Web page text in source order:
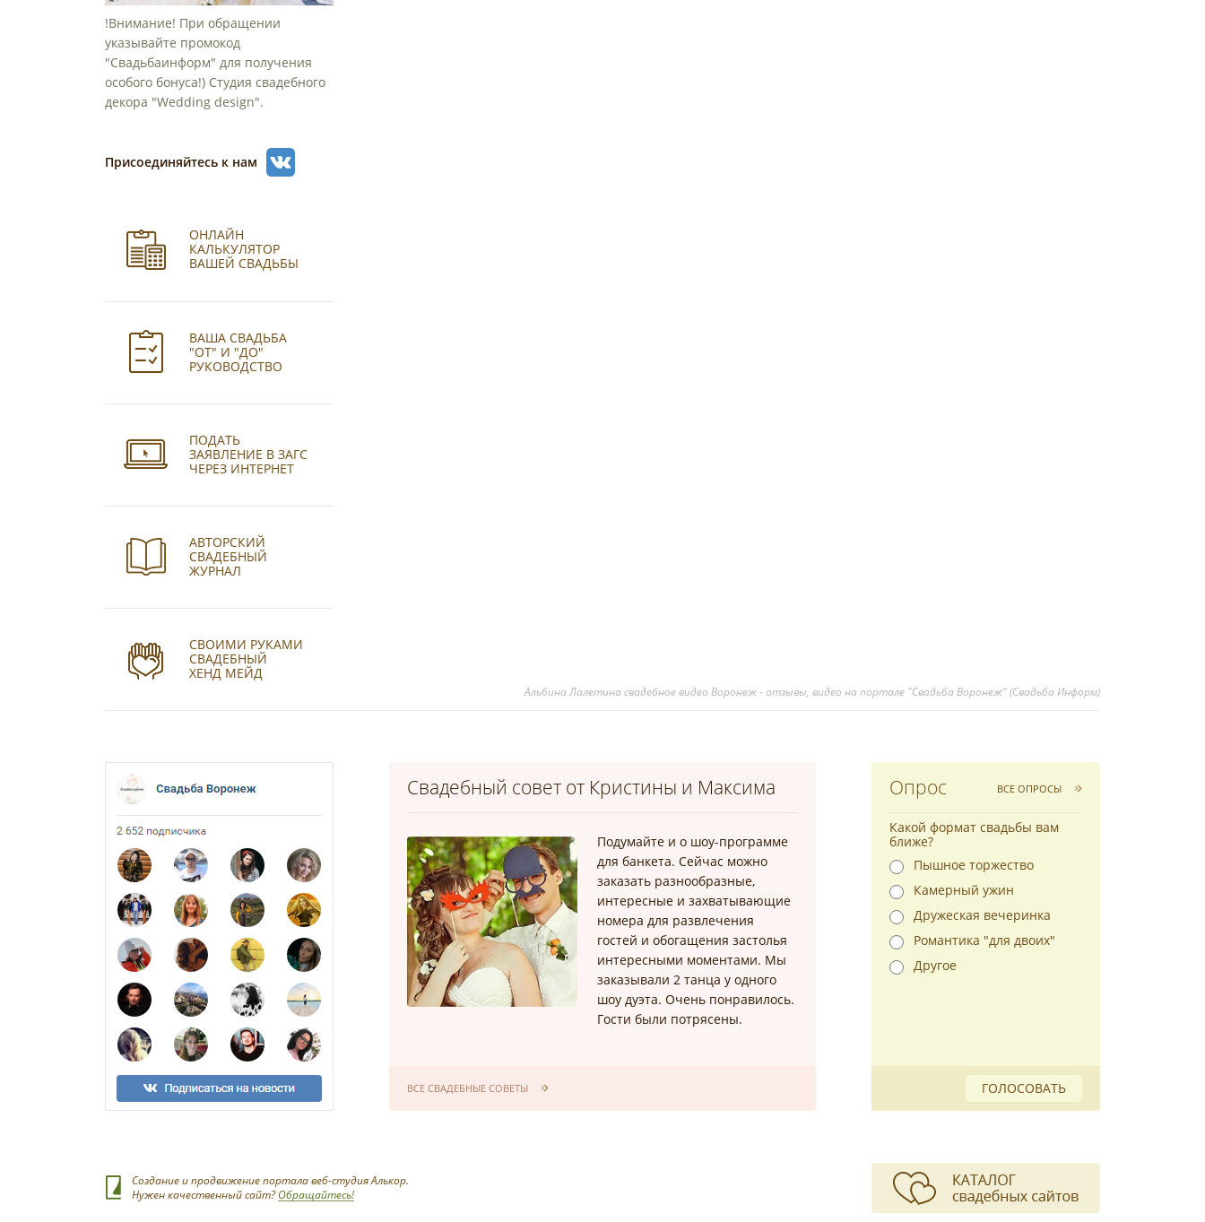
Альбина Лалетина свадебное видео Воронеж - отзывы, видео на портале "Свадьба Воронеж" (Свадьба Информ)
!Внимание! При обращении
указывайте промокод
"Свадьбаинформ" для получения
особого бонуса!) Студия свадебного
декора "Wedding design".
Присоединяйтесь к нам
ОНЛАЙН
КАЛЬКУЛЯТОР
ВАШЕЙ СВАДЬБЫ
ВАША СВАДЬБА
"ОТ" И "ДО"
РУКОВОДСТВО
ПОДАТЬ
ЗАЯВЛЕНИЕ В ЗАГС
ЧЕРЕЗ ИНТЕРНЕТ
АВТОРСКИЙ
СВАДЕБНЫЙ
ЖУРНАЛ
СВОИМИ РУКАМИ
СВАДЕБНЫЙ
ХЕНД МЕЙД
Свадебный совет от Кристины и Максима
Подумайте и о шоу-программе
для банкета. Сейчас можно
заказать разнообразные,
интересные и захватывающие
номера для развлечения
гостей и обогащения застолья
интересными моментами. Мы
заказывали 2 танца у одного
шоу дуэта. Очень понравилось.
Гости были потрясены.
ВСЕ СВАДЕБНЫЕ СОВЕТЫ
Опрос ВСЕ ОПРОСЫ
Какой формат свадьбы вам
ближе?
Пышное торжество
Камерный ужин
Дружеская вечеринка
Романтика "для двоих"
Другое
ГОЛОСОВАТЬ
Создание и продвижение портала веб-студия Алькор.
Нужен качественный сайт?Обращайтесь!